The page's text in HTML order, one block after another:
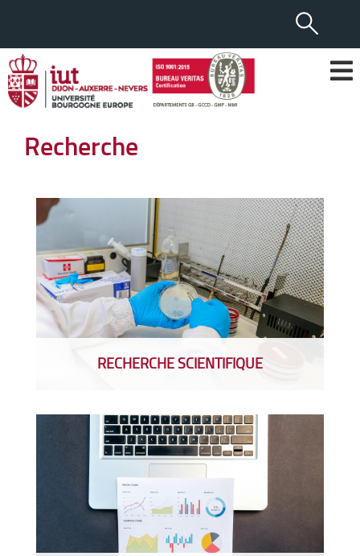
Recherche
RECHERCHE SCIENTIFIQUE